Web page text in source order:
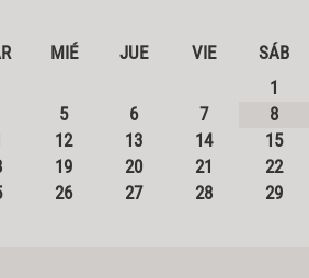
MIÉ JUE VIE
SÁB
1
5 6 7
8
12 13 14
15
19 20 21
22
26 27 28
29